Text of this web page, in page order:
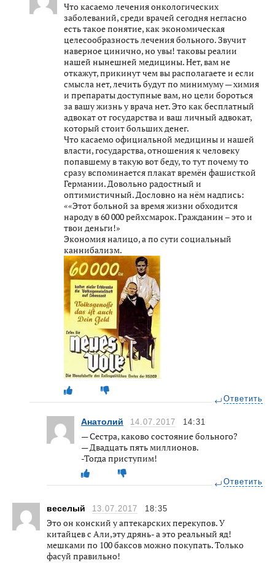
Что касаемо лечения онкологических
заболеваний, среди врачей сегодня негласно
есть такое понятие, как экономическая
целесообразность лечения больного. Звучит
наверное цинично, но увы! таковы реалии
нашей нынешней медицины. Нет, вам не
откажут, прикинут чем вы располагаете и если
смысла нет, лечить будут по минимуму — химия
и препараты доступные вам, но цели бороться
за вашу жизнь у врача нет. Это как бесплатный
адвокат от государства и ваш личный адвокат,
который стоит больших денег.
Что касаемо официальной медицины и нашей
власти, государства, отношения к человеку
попавшему в такую вот беду, то тут почему то
сразу вспоминается плакат времён фашисткой
Германии. Довольно радостный и
оптимистичный. Дословно на нём надпись:
««Этот больной за время жизни обходится
народу в 60 000 рейхсмарок. Гражданин – это и
твои деньги!»
Экономия налицо, а по сути социальный
каннибализм.
Ответить
Анатолий 14.07.2017 14:31
— Сестра, каково состояние больного?
— Двадцать пять миллионов.
-Тогда приступим!
Ответить
веселый 13.07.2017 18:35
Это он конский у аптекарских перекупов. У
китайцев с Али,эту дрянь- а это реальный яд!
мешками по 100 баксов можно покупать. Только
фасуй правильно!